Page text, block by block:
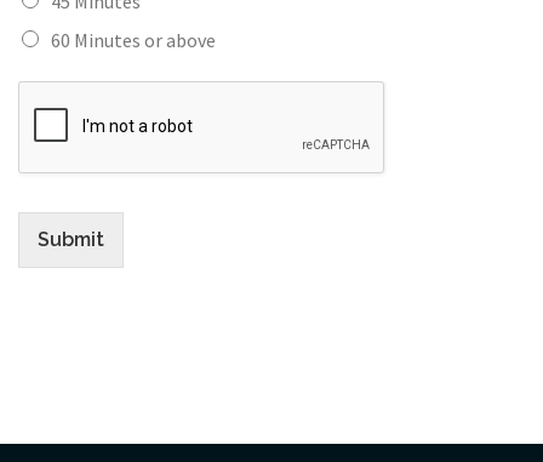
60 Minutes or above
Submit